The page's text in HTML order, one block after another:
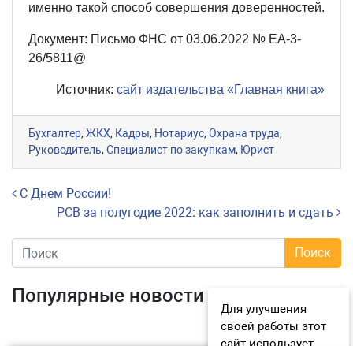
именно такой способ совершения доверенностей.
Документ: Письмо ФНС от 03.06.2022 № ЕА-3-
26/5811@
Источник: сайт издательства «Главная книга»
Бухгалтер,ЖКХ, Кадры, Нотариус,Охрана труда,
Руководитель,Специалист по закупкам, Юрист
Навигация по записям
С Днем России!
РСВ за полугодие 2022: как заполнить и сдать
Популярные новости
Для улучшения
своей работы этот